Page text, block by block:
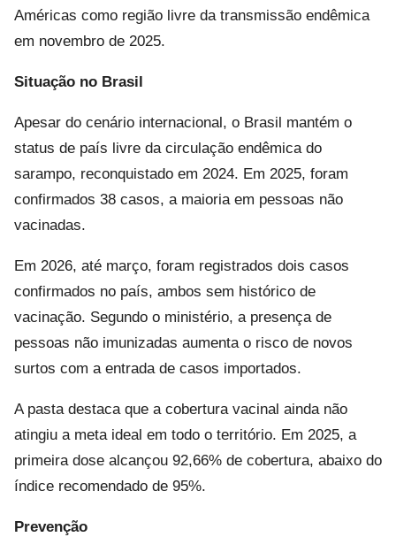
Américas como região livre da transmissão endêmica
em novembro de 2025.
Situação no Brasil
Apesar do cenário internacional, o Brasil mantém o
status de país livre da circulação endêmica do
sarampo, reconquistado em 2024. Em 2025, foram
confirmados 38 casos, a maioria em pessoas não
vacinadas.
Em 2026, até março, foram registrados dois casos
confirmados no país, ambos sem histórico de
vacinação. Segundo o ministério, a presença de
pessoas não imunizadas aumenta o risco de novos
surtos com a entrada de casos importados.
A pasta destaca que a cobertura vacinal ainda não
atingiu a meta ideal em todo o território. Em 2025, a
primeira dose alcançou 92,66% de cobertura, abaixo do
índice recomendado de 95%.
Prevenção